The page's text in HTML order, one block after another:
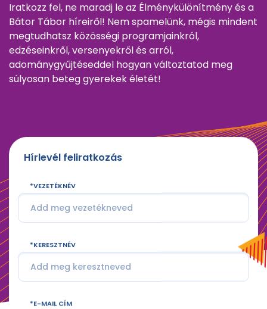
Iratkozz fel, ne maradj le az Élménykülönítmény és a
Bátor Tábor híreiről! Nem spamelünk, mégis mindent
megtudhatsz közösségi programjainkról,
edzéseinkről, versenyekről és arról,
adománygyűjtéseddel hogyan változtatod meg
súlyosan beteg gyerekek életét!
Hírlevél feliratkozás
VEZETÉKNÉV
KERESZTNÉV
E-MAIL CÍM